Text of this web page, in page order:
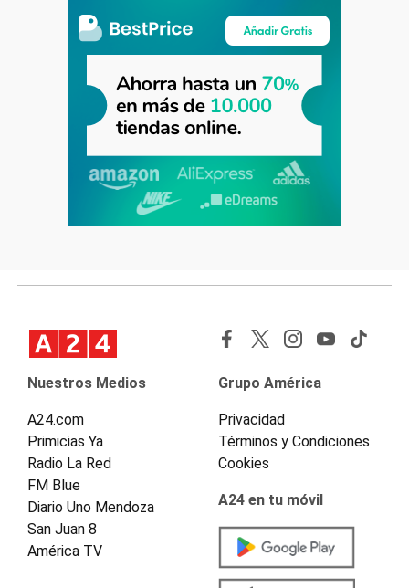
Nuestros Medios
A24.com
Primicias Ya
Radio La Red
FM Blue
Diario Uno Mendoza
San Juan 8
América TV
Grupo América
Privacidad
Términos y Condiciones
Cookies
A24 en tu móvil